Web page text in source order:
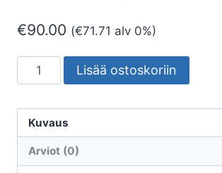
€90.00 (€71.71 alv 0%)
SEINÄVALAISIN
ULKO
4,5W
Lisää ostoskoriin
Kuvaus
Arviot (0)